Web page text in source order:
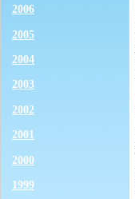
2006
2005
2004
2003
2002
2001
2000
1999